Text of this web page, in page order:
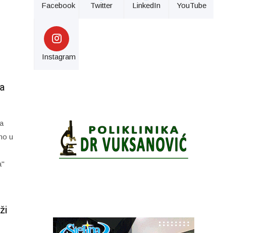
u
Facebook Twitter LinkedIn YouTube
Instagram